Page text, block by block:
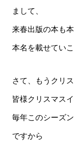
まして、
来春出版の本も
本名を載せてい
さて、もうクリ
皆様クリスマス
毎年このシーズ
ですから